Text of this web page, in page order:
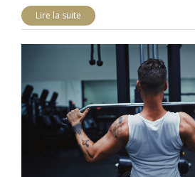
Lire la suite